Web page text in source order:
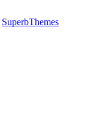
SuperbThemes